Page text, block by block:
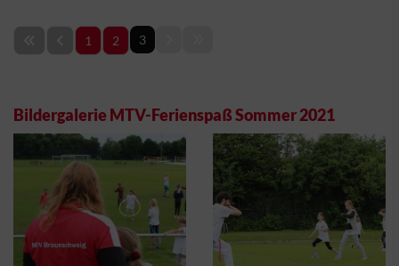
1 2 3
Bildergalerie MTV-Ferienspaß Sommer 2021